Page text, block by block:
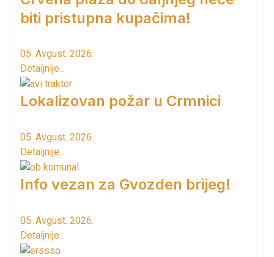
biti pristupna kupačima!
05. Avgust. 2026.
Detaljnije...
Lokalizovan požar u Crmnici
05. Avgust. 2026.
Detaljnije...
Info vezan za Gvozden brijeg!
05. Avgust. 2026.
Detaljnije...